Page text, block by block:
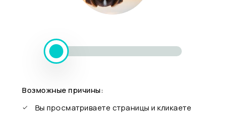
Возможные причины:
Вы просматриваете страницы и кликаете